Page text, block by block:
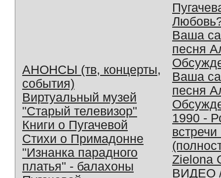
АНОНСЫ (тв, концерты,
события)
Виртуальный музей
"Старый телевизор"
Книги о Пугачевой
Стихи о Примадонне
"Изнанка парадного
платья" - балахоны
Ваша
песня
Ваша
песня
1990 -
Zielona
ВИДЕО